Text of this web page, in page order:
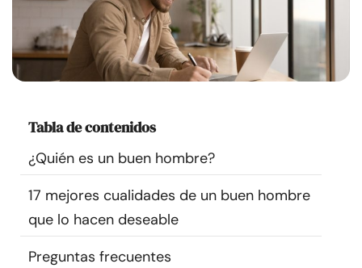
Cursos
Recursos
Comunidad
Encuentra un terapeuta
Idioma
Tabla de contenidos
¿Quién es un buen hombre?
17 mejores cualidades de un buen hombre
que lo hacen deseable
Preguntas frecuentes